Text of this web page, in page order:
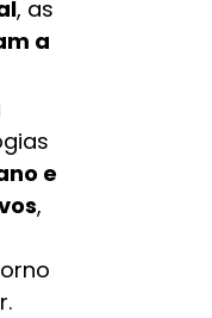
, as
a
e
,